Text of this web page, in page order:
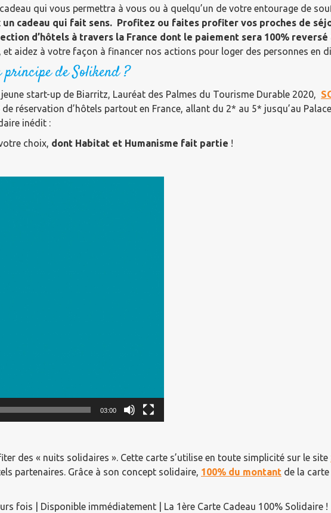
cadeau qui vous permettra à vous ou à quelqu’un de votre entourage de
un cadeau qui fait sens. Profitez ou faites profiter vos proches de
d’hôtels à travers la France dont le paiement sera 100%
, et aidez à votre façon à financer nos actions pour loger des personnes en
principe de Solikend ?
jeune start-up de Biarritz, Lauréat des Palmes du Tourisme Durable 2020,
réservation d’hôtels partout en France, allant du 2* au 5* jusqu’au
inédit :
choix, dont Habitat et Humanisme fait partie !
03:00
des « nuits solidaires ». Cette carte s’utilise en toute simplicité sur le site
partenaires. Grâce à son concept solidaire, 100% du montant de la
fois | Disponible immédiatement | La 1ère Carte Cadeau 100% Solidaire !